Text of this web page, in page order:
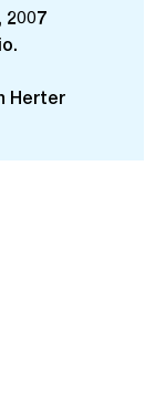
2007
Herter